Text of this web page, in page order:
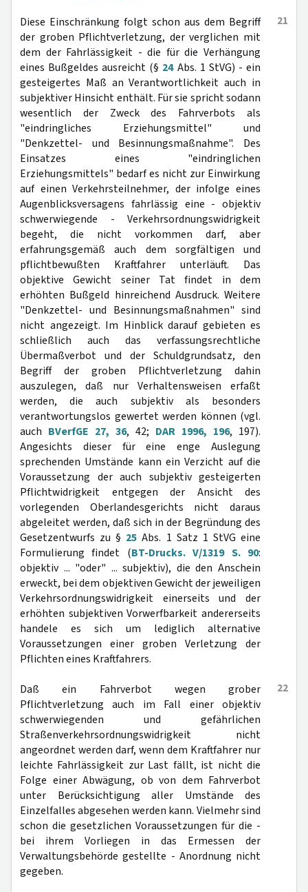
21
Diese Einschränkung folgt schon aus dem Begriff
der groben Pflichtverletzung, der verglichen mit
dem der Fahrlässigkeit - die für die Verhängung
eines Bußgeldes ausreicht (§ 24Abs. 1 StVG) - ein
gesteigertes Maß an Verantwortlichkeit auch in
subjektiver Hinsicht enthält. Für sie spricht sodann
wesentlich der Zweck des Fahrverbots als
"eindringliches Erziehungsmittel" und
"Denkzettel- und Besinnungsmaßnahme". Des
Einsatzes eines "eindringlichen
Erziehungsmittels" bedarf es nicht zur Einwirkung
auf einen Verkehrsteilnehmer, der infolge eines
Augenblicksversagens fahrlässig eine - objektiv
schwerwiegende - Verkehrsordnungswidrigkeit
begeht, die nicht vorkommen darf, aber
erfahrungsgemäß auch dem sorgfältigen und
pflichtbewußten Kraftfahrer unterläuft. Das
objektive Gewicht seiner Tat findet in dem
erhöhten Bußgeld hinreichend Ausdruck. Weitere
"Denkzettel- und Besinnungsmaßnahmen" sind
nicht angezeigt. Im Hinblick darauf gebieten es
schließlich auch das verfassungsrechtliche
Übermaßverbot und der Schuldgrundsatz, den
Begriff der groben Pflichtverletzung dahin
auszulegen, daß nur Verhaltensweisen erfaßt
werden, die auch subjektiv als besonders
verantwortungslos gewertet werden können (vgl.
auch BVerfGE 27, 36, 42; DAR 1996, 196, 197).
Angesichts dieser für eine enge Auslegung
sprechenden Umstände kann ein Verzicht auf die
Voraussetzung der auch subjektiv gesteigerten
Pflichtwidrigkeit entgegen der Ansicht des
vorlegenden Oberlandesgerichts nicht daraus
abgeleitet werden, daß sich in der Begründung des
Gesetzentwurfs zu § 25 Abs. 1 Satz 1 StVG eine
Formulierung findet (BT-Drucks. V/1319 S. 90:
objektiv ... "oder" ... subjektiv), die den Anschein
erweckt, bei dem objektiven Gewicht der jeweiligen
Verkehrsordnungswidrigkeit einerseits und der
erhöhten subjektiven Vorwerfbarkeit andererseits
handele es sich um lediglich alternative
Voraussetzungen einer groben Verletzung der
Pflichten eines Kraftfahrers.
22
Daß ein Fahrverbot wegen grober
Pflichtverletzung auch im Fall einer objektiv
schwerwiegenden und gefährlichen
Straßenverkehrsordnungswidrigkeit nicht
angeordnet werden darf, wenn dem Kraftfahrer nur
leichte Fahrlässigkeit zur Last fällt, ist nicht die
Folge einer Abwägung, ob von dem Fahrverbot
unter Berücksichtigung aller Umstände des
Einzelfalles abgesehen werden kann. Vielmehr sind
schon die gesetzlichen Voraussetzungen für die -
bei ihrem Vorliegen in das Ermessen der
Verwaltungsbehörde gestellte - Anordnung nicht
gegeben.